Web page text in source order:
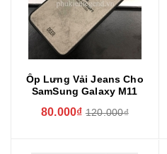
Ốp Lưng Vải Jeans Cho
SamSung Galaxy M11
80.000₫ 120.000₫